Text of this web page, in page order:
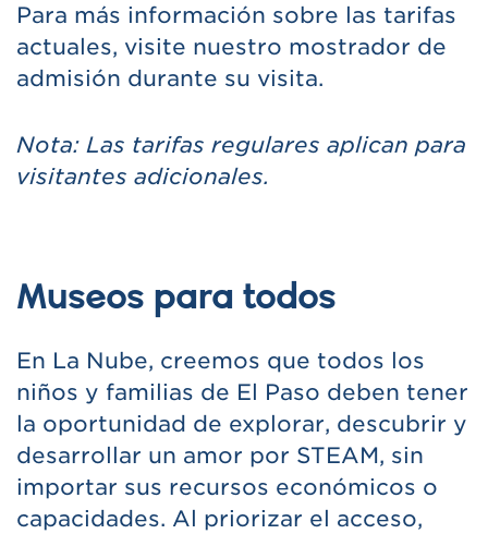
Para más información sobre las tarifas
actuales, visite nuestro mostrador de
admisión durante su visita.
Nota: Las tarifas regulares aplican para
visitantes adicionales.
Museos para todos
En La Nube, creemos que todos los
niños y familias de El Paso deben tener
la oportunidad de explorar, descubrir y
desarrollar un amor por STEAM, sin
importar sus recursos económicos o
capacidades. Al priorizar el acceso,